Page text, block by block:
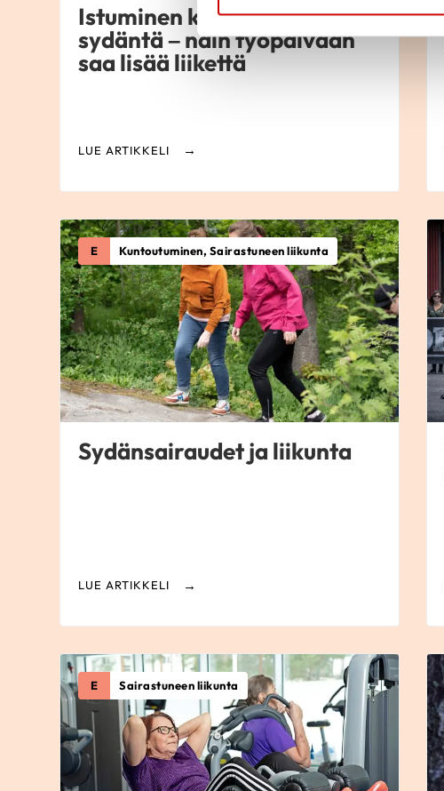
Istuminen kuormittaa myös
sydäntä – näin työpäivään
saa lisää liikettä
LUE ARTIKKELI
E Kuntoutuminen, Sairastuneen liikunta
Sydänsairaudet ja liikunta
LUE ARTIKKELI
E Sairastuneen liikunta